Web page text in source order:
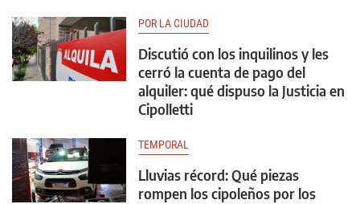
POR LA CIUDAD
Discutió con los inquilinos y les
cerró la cuenta de pago del
alquiler: qué dispuso la Justicia en
Cipolletti
TEMPORAL
Lluvias récord: Qué piezas
rompen los cipoleños por los